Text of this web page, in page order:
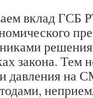
вклад ГСБ
закона. Тем
давления на